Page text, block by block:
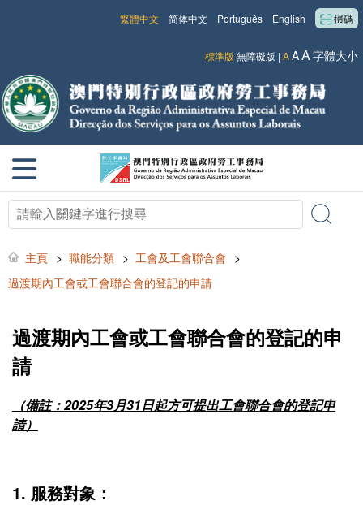
掃碼
English
Português
简体中文
繁體中文
標準版 無障礙版 | AAA字體大小
主頁 > 職能分類 > 工會及工會聯合會 >
過渡期內工會或工會聯合會的登記的申請
過渡期內工會或工會聯合會的登記的申
請
（備註：2025年3月31日起方可提出工會聯合會的登記申
請）
1. 服務對象：